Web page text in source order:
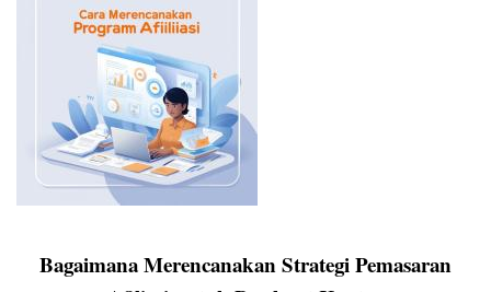
Bagaimana Merencanakan Strategi Pemasaran